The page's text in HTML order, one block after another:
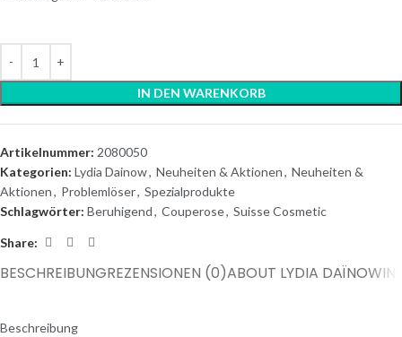
IN DEN WARENKORB
Artikelnummer: 2080050
Kategorien: Lydia Dainow, Neuheiten & Aktionen, Neuheiten &
Aktionen, Problemlöser, Spezialprodukte
Schlagwörter: Beruhigend, Couperose, Suisse Cosmetic
Share:
BESCHREIBUNGREZENSIONEN (0)ABOUT LYDIA DAÏNOW
Beschreibung